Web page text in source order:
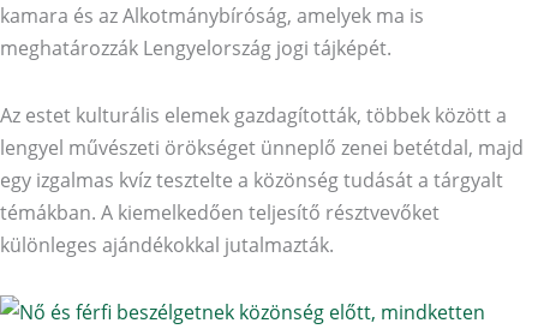
kamara és az Alkotmánybíróság, amelyek ma is
meghatározzák Lengyelország jogi tájképét.
Az estet kulturális elemek gazdagították, többek között a
lengyel művészeti örökséget ünneplő zenei betétdal, majd
egy izgalmas kvíz tesztelte a közönség tudását a tárgyalt
témákban. A kiemelkedően teljesítő résztvevőket
különleges ajándékokkal jutalmazták.